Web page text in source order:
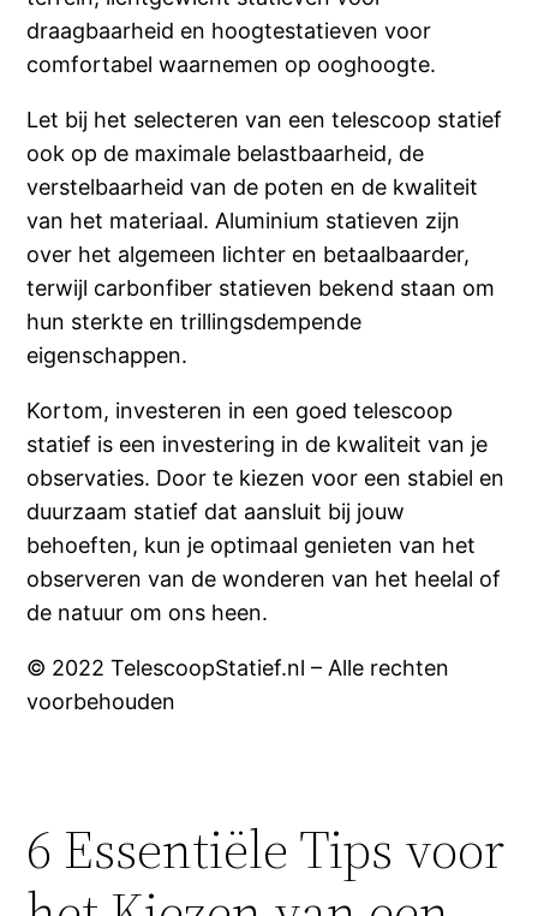
draagbaarheid en hoogtestatieven voor
comfortabel waarnemen op ooghoogte.
Let bij het selecteren van een telescoop statief
ook op de maximale belastbaarheid, de
verstelbaarheid van de poten en de kwaliteit
van het materiaal. Aluminium statieven zijn
over het algemeen lichter en betaalbaarder,
terwijl carbonfiber statieven bekend staan om
hun sterkte en trillingsdempende
eigenschappen.
Kortom, investeren in een goed telescoop
statief is een investering in de kwaliteit van je
observaties. Door te kiezen voor een stabiel en
duurzaam statief dat aansluit bij jouw
behoeften, kun je optimaal genieten van het
observeren van de wonderen van het heelal of
de natuur om ons heen.
© 2022 TelescoopStatief.nl – Alle rechten
voorbehouden
6 Essentiële Tips voor